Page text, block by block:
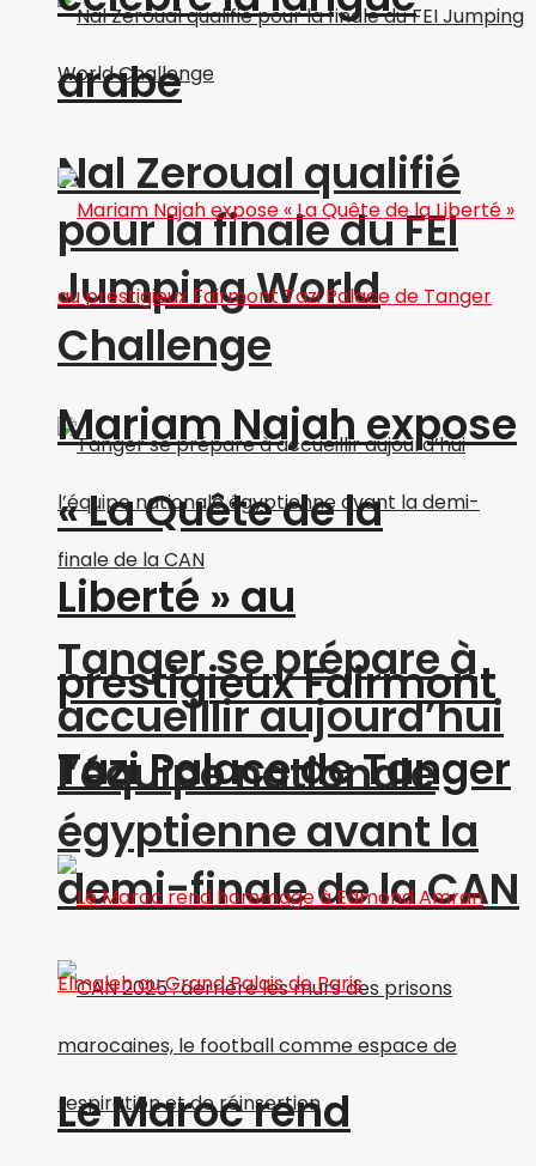
Nal Zeroual qualifié
pour la finale du FEI
Jumping World
Challenge
Tanger se prépare à
accueillir aujourd’hui
l’équipe nationale
égyptienne avant la
demi-finale de la CAN
arabe
Mariam Najah expose
« La Quête de la
Liberté » au
prestigieux Fairmont
Tazi Palace de Tanger
Le Maroc rend